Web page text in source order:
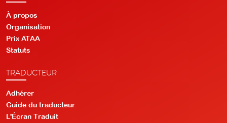
À propos
Organisation
Prix ATAA
Statuts
TRADUCTEUR
Adhérer
Guide du traducteur
L'Écran Traduit